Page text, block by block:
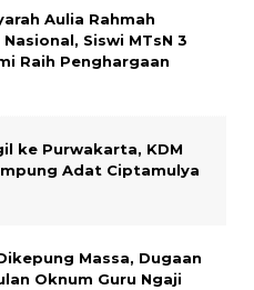
Aulia Rahmah
Siswi MTsN 3
Raih Penghargaan
ke Purwakarta, KDM
Adat Ciptamulya
Massa, Dugaan
Oknum Guru Ngaji